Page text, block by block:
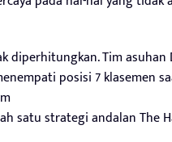
diperhitungkan. Tim
posisi 7 klasemen
satu strategi andalan The